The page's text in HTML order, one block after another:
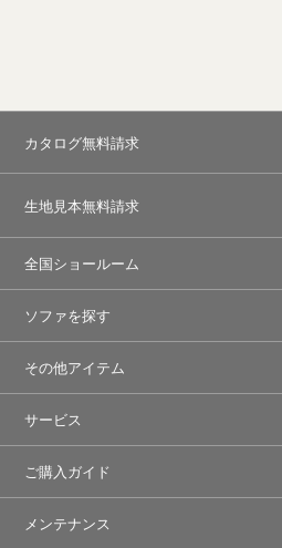
カタログ無料請求
生地見本無料請求
全国ショールーム
ソファを探す
その他アイテム
サービス
ご購入ガイド
メンテナンス